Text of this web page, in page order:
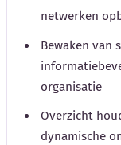
netwerken
Bewaken van
organisatie
Overzicht
dynamische